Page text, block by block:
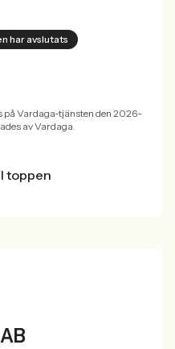
har avslutats
på Vardaga-tjänsten den 2026-
av Vardaga.
toppen